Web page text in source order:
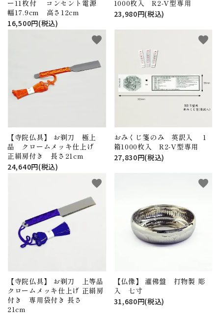
ー11枚付 コンセント電源
幅17.9cm 高さ12cm
16,500円(税込)
1000枚入 R2-V型専用
23,980円(税込)
【寺院仏具】 お剃刀 極上
品 クロームメッキ仕上げ
正絹房付き 長さ21cm
24,640円(税込)
favorite
おみくじ箋のみ 英訳入 1
箱1000枚入 R2-V型専用
27,830円(税込)
favorite
【寺院仏具】 お剃刀 上等品
クロームメッキ仕上げ 正絹房
付き 専用袋付き 長さ
21cm
favorite
【仏像】 灌佛盤 打物製 彫
入 七寸
31,680円(税込)
favorite